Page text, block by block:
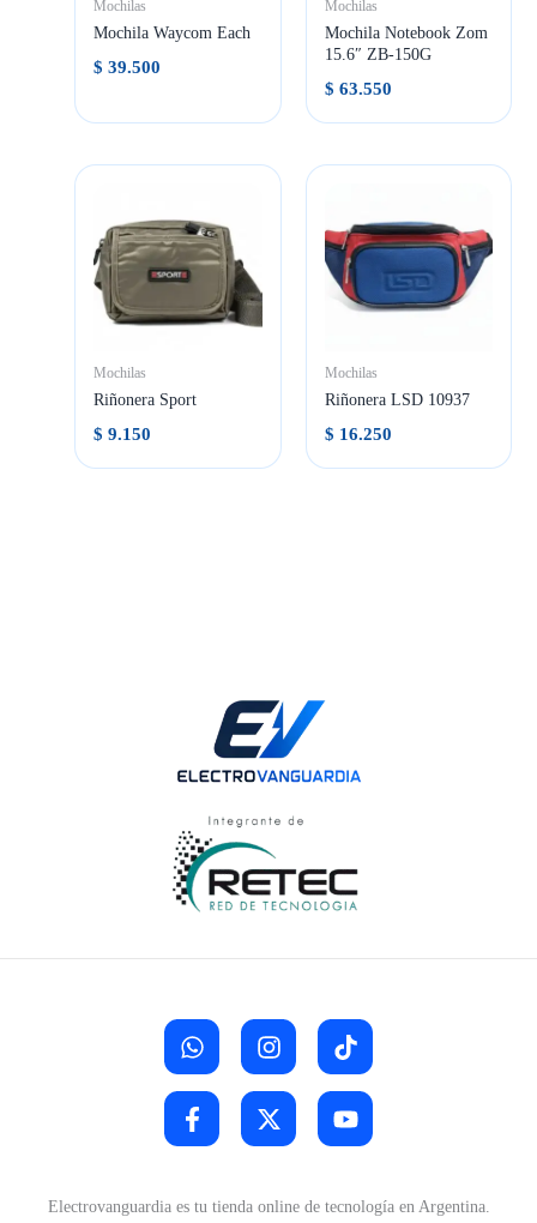
Mochilas
Mochila Waycom Each
$ 39.500
Mochilas
Mochila Notebook Zom
15.6″ ZB-150G
$ 63.550
Mochilas
Riñonera Sport
$ 9.150
Mochilas
Riñonera LSD 10937
$ 16.250
Electrovanguardia es tu tienda online de tecnología en Argentina.